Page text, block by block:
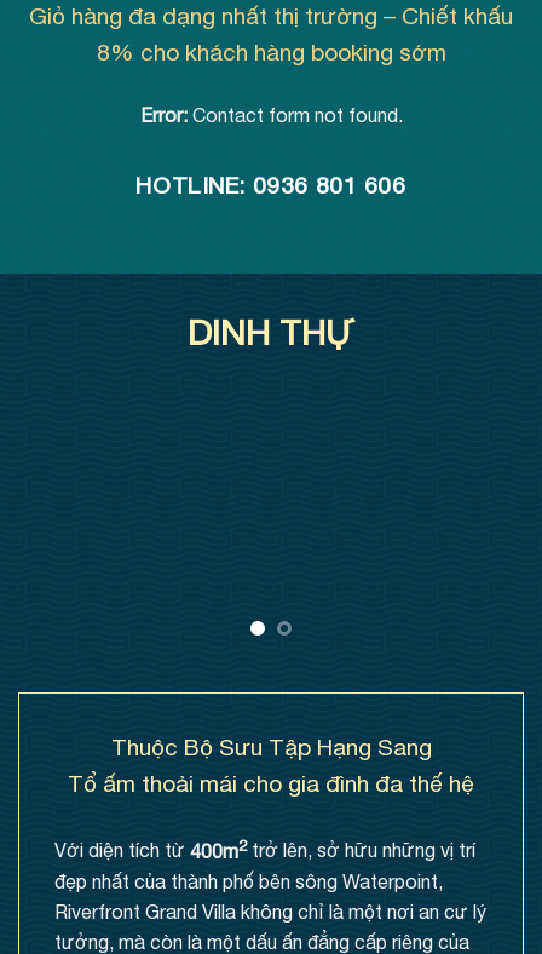
Giỏ hàng đa dạng nhất thị trường – Chiết khấu
8% cho khách hàng booking sớm
Error:Contact form not found.
HOTLINE: 0936 801 606
DINH THỰ
Thuộc Bộ Sưu Tập Hạng Sang
Tổ ấm thoải mái cho gia đình đa thế hệ
Với diện tích từ 400m2 trở lên, sở hữu những vị trí
đẹp nhất của thành phố bên sông Waterpoint,
Riverfront Grand Villa không chỉ là một nơi an cư lý
tưởng, mà còn là một dấu ấn đẳng cấp riêng của